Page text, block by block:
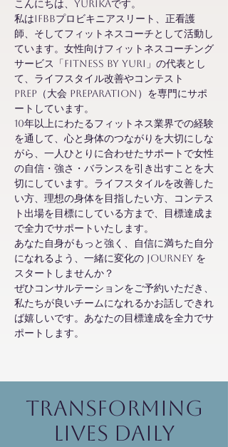
こんにちは、Yurikaです。
私はIFBBプロビキニアスリート、正看護
師、そしてフィットネスコーチとして活動し
ています。女性向けフィットネスコーチング
サービス「Fitness by Yuri」の代表とし
て、ライフスタイル改善やコンテスト
prep（大会 preparation）を専門にサポ
ートしています。
10年以上にわたるフィットネス業界での経験
を通して、心と身体のつながりを大切にしな
がら、一人ひとりに合わせたサポートで女性
の自信・強さ・バランスを引き出すことを大
切にしています。ライフスタイルを改善した
い方、理想の身体を目指したい方、コンテス
ト出場を目標にしている方まで、目標達成ま
で全力でサポートいたします。
あなた自身がもっと強く、自信に満ちた自分
になれるよう、一緒に変化の journey を
スタートしませんか？
ぜひコンサルテーションをご予約いただき、
私たちが良いチームになれるかお話しできれ
ば嬉しいです。あなたの目標達成を全力でサ
ポートします。
Transforming
Lives Daily